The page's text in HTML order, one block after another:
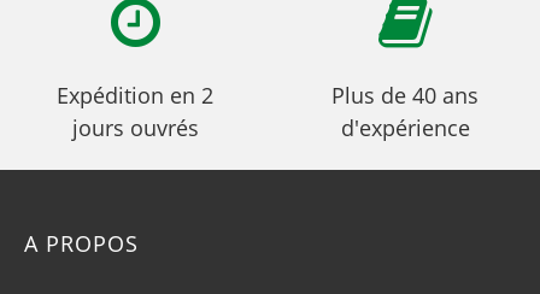
Expédition en 2
jours ouvrés
Plus de 40 ans
d'expérience
A PROPOS